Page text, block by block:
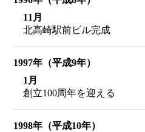
11月
北高崎駅前ビル完成
1997年（平成9年）
1月
創立100周年を迎える
1998年（平成10年）